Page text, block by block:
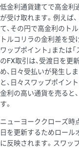
低金利通貨建てで高金利
が受け取れます。例えば
て、その円で高金利のト
トルコリラの金利差を受
ワップポイント」または
のFX取引は、受渡日を更
め、日々受払いが発生し
と、日々スワップポイン
金利の高い通貨を売ると
す。
ニューヨーククローズ時
日を更新するためロール
に反映されます。スワッ